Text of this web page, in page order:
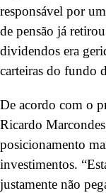
responsável por
de pensão já
dividendos era
carteiras do fundo
De acordo com o
Ricardo
posicionamento
investimentos.
justamente não